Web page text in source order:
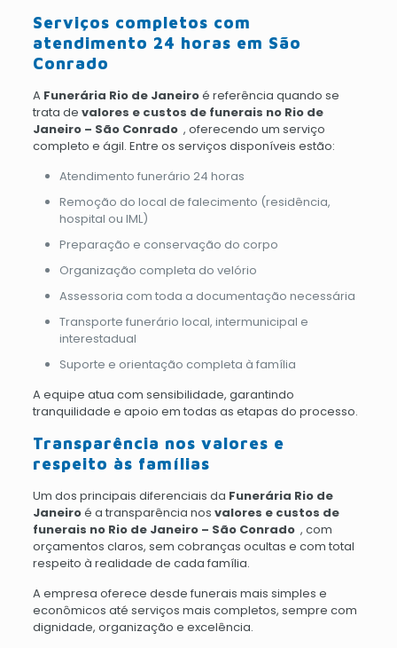
Serviços completos com
atendimento 24 horas em São
Conrado
A Funerária Rio de Janeiroé referência quando se
trata de valores e custos de funerais no Rio de
Janeiro – São Conrado , oferecendo um serviço
completo e ágil. Entre os serviços disponíveis estão:
Atendimento funerário 24 horas
Remoção do local de falecimento (residência,
hospital ou IML)
Preparação e conservação do corpo
Organização completa do velório
Assessoria com toda a documentação necessária
Transporte funerário local, intermunicipal e
interestadual
Suporte e orientação completa à família
A equipe atua com sensibilidade, garantindo
tranquilidade e apoio em todas as etapas do processo.
Transparência nos valores e
respeito às famílias
Um dos principais diferenciais da Funerária Rio de
Janeiroé a transparência nos valores e custos de
funerais no Rio de Janeiro – São Conrado , com
orçamentos claros, sem cobranças ocultas e com total
respeito à realidade de cada família.
A empresa oferece desde funerais mais simples e
econômicos até serviços mais completos, sempre com
dignidade, organização e excelência.